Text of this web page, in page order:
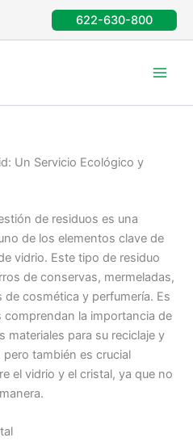
622-630-800
Un Servicio Ecológico y
de residuos es una
de los elementos clave de
vidrio. Este tipo de residuo
de conservas, mermeladas,
cosmética y perfumería. Es
la importancia de
materiales para su reciclaje y
también es crucial
el vidrio y el cristal, ya que no